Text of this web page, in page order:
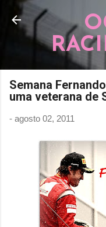
Pular
Semana
uma veterana de
- agosto 02, 2011